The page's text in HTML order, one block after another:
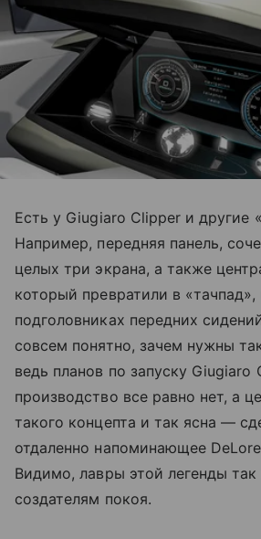
Есть у Giugiaro Clipper и другие
Например, передняя панель,
целых три экрана, а также
который превратили в
подголовниках передних
совсем понятно, зачем нужны
ведь планов по запуску Giugiaro
производство все равно нет, а
такого концепта и так ясна —
отдаленно напоминающее
Видимо, лавры этой легенды
создателям покоя.